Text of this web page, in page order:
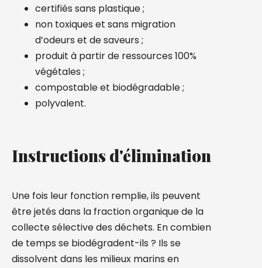
certifiés sans plastique ;
non toxiques et sans migration
d’odeurs et de saveurs ;
produit à partir de ressources 100%
végétales ;
compostable et biodégradable ;
polyvalent.
Instructions d'élimination
Une fois leur fonction remplie, ils peuvent
être jetés dans la fraction organique de la
collecte sélective des déchets. En combien
de temps se biodégradent-ils ? Ils se
dissolvent dans les milieux marins en